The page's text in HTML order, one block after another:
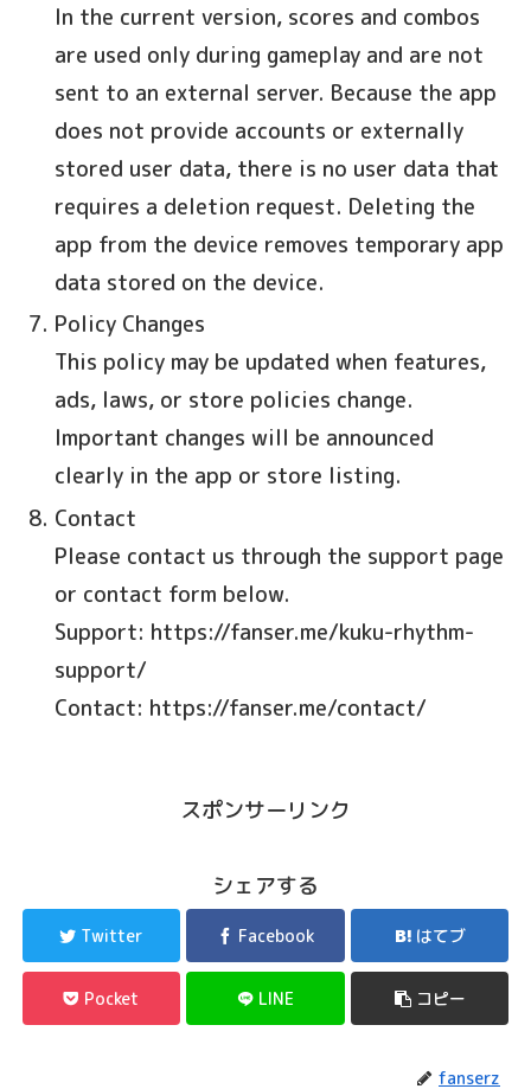
In the current version, scores and combos
are used only during gameplay and are not
sent to an external server. Because the app
does not provide accounts or externally
stored user data, there is no user data that
requires a deletion request. Deleting the
app from the device removes temporary app
data stored on the device.
Policy Changes
This policy may be updated when features,
ads, laws, or store policies change.
Important changes will be announced
clearly in the app or store listing.
Contact
Please contact us through the support page
or contact form below.
Support: https://fanser.me/kuku-rhythm-
support/
Contact: https://fanser.me/contact/
スポンサーリンク
シェアする
Twitter Facebook はてブ
Pocket LINE コピー
fanserz